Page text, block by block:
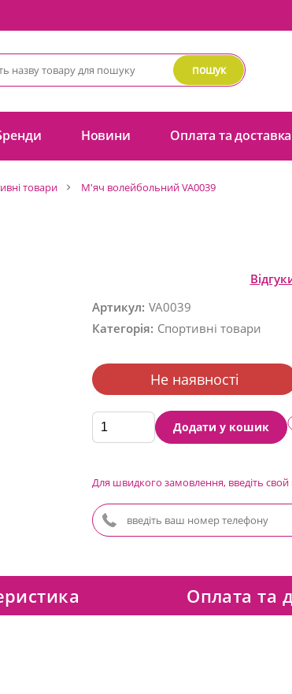
пошук
Новини Оплата та доставка
товари М'яч волейбольний VA0039
Артикул: VA0039
Категорія: Спортивні товари
Не наявності
Додати у кошик
Для швидкого замовлення, введіть
Оплата та